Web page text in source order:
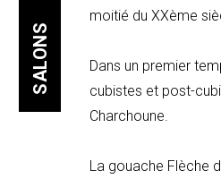
SALONS
moitié du XXème
Dans un premier
cubistes et post-
Charchoune.
La gouache Flèche